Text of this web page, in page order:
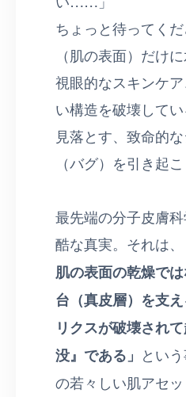
ちょっと待ってく
（肌の表面）だけ
視眼的なスキンケ
い構造を破壊して
見落とす、致命的
（バグ）を引き起
最先端の分子皮膚
酷な真実。それは、
肌の表面の乾燥で
台（真皮層）を支
リクスが破壊され
没』である」 とい
の若々しい肌アセ